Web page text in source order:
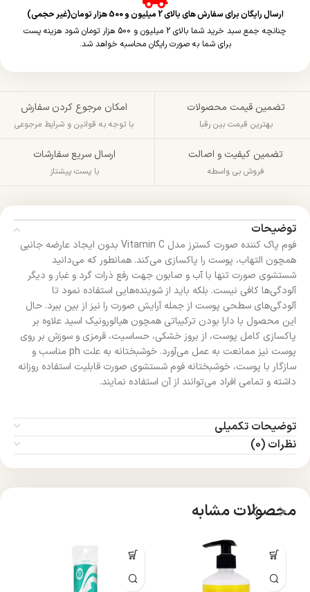
ارسال رایگان برای سفارش های بالای 2 میلیون و 500 هزار تومان(غیر حجمی)
چنانچه جمع سبد خرید شما بالای 2 میلیون و 500 هزار تومان شود هزینه پست
برای شما به صورت رایگان محاسبه خواهد شد.
تضمین قیمت محصولات
بهترین قیمت بین رقبا
امکان مرجوع کردن سفارش
با توجه به قوانین و شرایط مرجوعی
تضمین کیفیت و اصالت
فروش بی واسطه
ارسال سریع سفارشات
با پست پیشتاز
توضیحات
فوم پاک کننده صورت کسترز مدل Vitamin C بدون ایجاد عارضه جانبی
همچون التهاب، پوست را پاکسازی می‌کند. همانطور که می‌دانید
شستشوی صورت تنها با آب و صابون جهت رفع ذرات گرد و غبار و دیگر
آلودگی‌ها کافی نیست. بلکه باید از شوینده‌هایی استفاده نمود تا
آلودگی‌های سطحی پوست از جمله آرایش صورت را نیز از بین ببرد. حال
این محصول با دارا بودن ترکیباتی همچون هیالورونیک اسید علاوه بر
پاکسازی کامل پوست، از بروز خشکی، حساسیت، قرمزی و سوزش بر روی
پوست نیز ممانعت به عمل می‌آورد. خوشبختانه به علت ph مناسب و
سازگار با پوست، خوشبختانه فوم شستشوی صورت قابلیت استفاده روزانه
داشته و تمامی افراد می‌توانند از آن استفاده نمایند.
توضیحات تکمیلی
نظرات (0)
محصولات مشابه